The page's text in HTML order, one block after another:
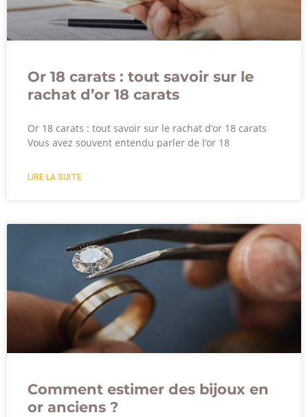
Or 18 carats : tout savoir sur le
rachat d’or 18 carats
Or 18 carats : tout savoir sur le rachat d’or 18 carats
Vous avez souvent entendu parler de l’or 18
LIRE LA SUITE
Comment estimer des bijoux en
or anciens ?